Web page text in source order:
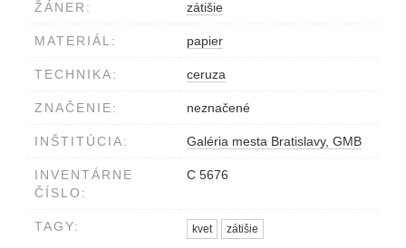
ŽÁNER: zátišie
MATERIÁL: papier
TECHNIKA: ceruza
ZNAČENIE: neznačené
INŠTITÚCIA: Galéria mesta Bratislavy, GMB
INVENTÁRNE
ČÍSLO:
C 5676
TAGY: kvet zátišie